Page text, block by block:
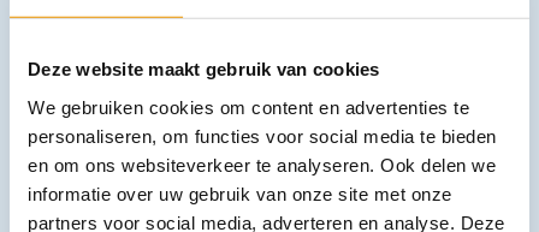
Deze website maakt gebruik van cookies
We gebruiken cookies om content en advertenties te
personaliseren, om functies voor social media te bieden
en om ons websiteverkeer te analyseren. Ook delen we
informatie over uw gebruik van onze site met onze
partners voor social media, adverteren en analyse. Deze
Downloads
Andere producten in deze